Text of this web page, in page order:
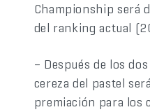
Championship será
del ranking actual
– Después de los
cereza del pastel
premiación para los